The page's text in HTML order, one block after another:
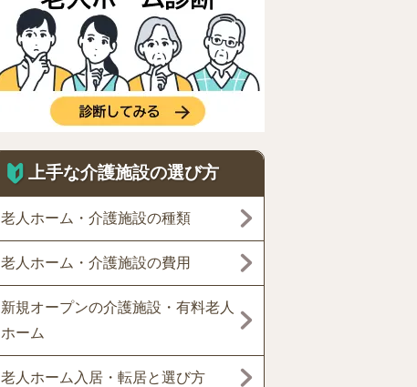
上手な介護施設の選び方
老人ホーム・介護施設の種類
老人ホーム・介護施設の費用
新規オープンの介護施設・有料老人
ホーム
老人ホーム入居・転居と選び方